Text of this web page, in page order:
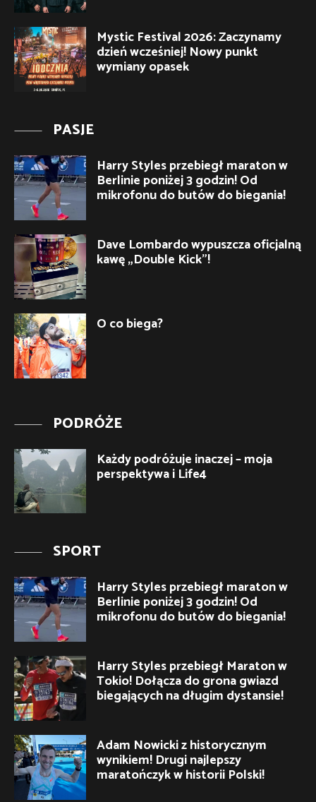
Mystic Festival 2026: Zaczynamy
dzień wcześniej! Nowy punkt
wymiany opasek
PASJE
Harry Styles przebiegł maraton w
Berlinie poniżej 3 godzin! Od
mikrofonu do butów do biegania!
Dave Lombardo wypuszcza oficjalną
kawę „Double Kick”!
O co biega?
PODRÓŻE
Każdy podróżuje inaczej – moja
perspektywa i Life4
SPORT
Harry Styles przebiegł maraton w
Berlinie poniżej 3 godzin! Od
mikrofonu do butów do biegania!
Harry Styles przebiegł Maraton w
Tokio! Dołącza do grona gwiazd
biegających na długim dystansie!
Adam Nowicki z historycznym
wynikiem! Drugi najlepszy
maratończyk w historii Polski!